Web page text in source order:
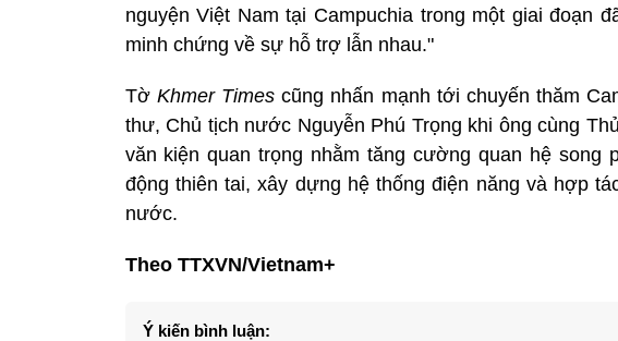
nguyện Việt Nam tại Campuchia trong một giai đoạn
minh chứng về sự hỗ trợ lẫn nhau."
TờKhmer Timescũng nhấn mạnh tới chuyến thăm
thư, Chủ tịch nước Nguyễn Phú Trọng khi ông cùng
văn kiện quan trọng nhằm tăng cường quan hệ song
động thiên tai, xây dựng hệ thống điện năng và hợp
nước.
Theo TTXVN/Vietnam+
Ý kiến bình luận: